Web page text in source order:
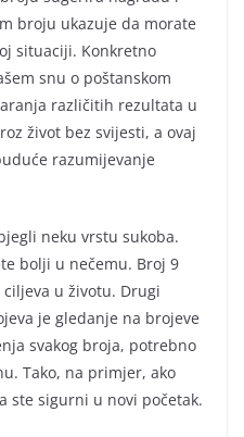
broju ukazuje da morate
situaciji. Konkretno
snu o poštanskom
različitih rezultata u
život bez svijesti, a ovaj
razumijevanje
neku vrstu sukoba.
bolji u nečemu. Broj 9
u životu. Drugi
je gledanje na brojeve
svakog broja, potrebno
Tako, na primjer, ako
ste sigurni u novi početak.